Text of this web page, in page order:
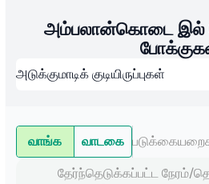
அம்பலான்கொடை இல்
வாங்க வாடகை
தேர்ந்தெடுக்கப்பட்ட நேரம்/